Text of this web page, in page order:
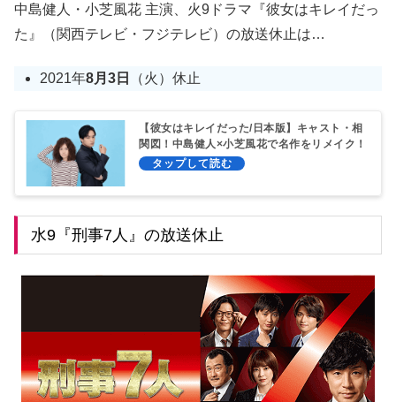
中島健人・小芝風花 主演、火9ドラマ『彼女はキレイだっ
た』（関西テレビ・フジテレビ）の放送休止は…
2021年8月3日 （火）休止
【彼女はキレイだった/日本版】キャスト・相
関図！中島健人×小芝風花で名作をリメイク！
水9『刑事7人』の放送休止